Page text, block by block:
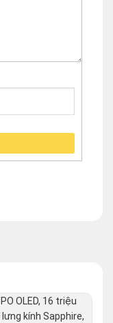
OLED, 16 triệu
kính Sapphire,